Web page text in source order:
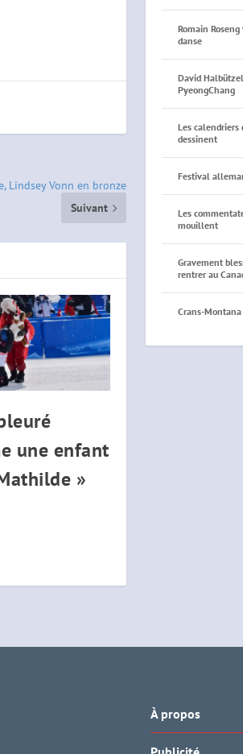
Lindsey Vonn en bronze
Suivant
une enfant
»
Romain
danse
David
PyeongChang
Les calendriers
dessinent
Festival
Les
mouillent
Gravement
rentrer au
Crans-
À propos